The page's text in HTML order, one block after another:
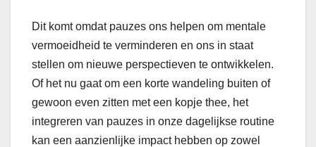
Dit komt omdat pauzes ons helpen om mentale
vermoeidheid te verminderen en ons in staat
stellen om nieuwe perspectieven te ontwikkelen.
Of het nu gaat om een korte wandeling buiten of
gewoon even zitten met een kopje thee, het
integreren van pauzes in onze dagelijkse routine
kan een aanzienlijke impact hebben op zowel